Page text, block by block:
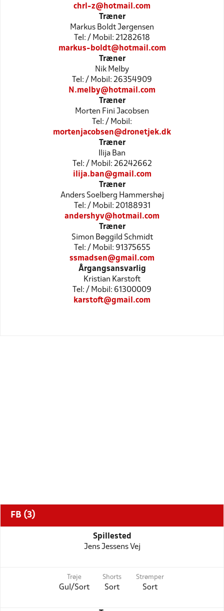
chrl-z@hotmail.com
Træner
Markus Boldt Jørgensen
Tel: / Mobil: 21282618
markus-boldt@hotmail.com
Træner
Nik Melby
Tel: / Mobil: 26354909
N.melby@hotmail.com
Træner
Morten Fini Jacobsen
Tel: / Mobil:
mortenjacobsen@dronetjek.dk
Træner
Ilija Ban
Tel: / Mobil: 26242662
ilija.ban@gmail.com
Træner
Anders Soelberg Hammershøj
Tel: / Mobil: 20188931
andershyv@hotmail.com
Træner
Simon Bøggild Schmidt
Tel: / Mobil: 91375655
ssmadsen@gmail.com
Årgangsansvarlig
Kristian Karstoft
Tel: / Mobil: 61300009
karstoft@gmail.com
FB (3)
Spillested
Jens Jessens Vej
Trøje
Gul/Sort
Shorts
Sort
Strømper
Sort